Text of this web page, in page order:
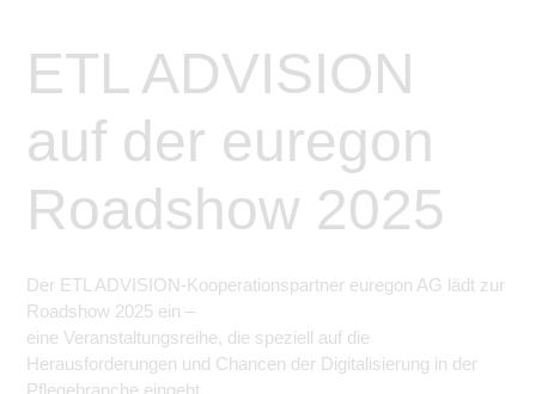
ETL ADVISION
auf der euregon
Roadshow 2025
Der ETL ADVISION-Kooperationspartner euregon AG lädt zur
Roadshow 2025 ein –
eine Veranstaltungsreihe, die speziell auf die
Herausforderungen und Chancen der Digitalisierung in der
Pflegebranche eingeht.